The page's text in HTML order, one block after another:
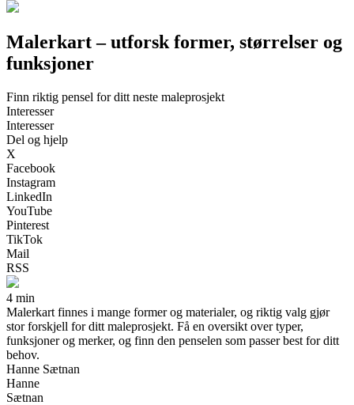
Malerkart – utforsk former, størrelser og
funksjoner
Finn riktig pensel for ditt neste maleprosjekt
Interesser
Interesser
Del og hjelp
X
Facebook
Instagram
LinkedIn
YouTube
Pinterest
TikTok
Mail
RSS
4 min
Malerkart finnes i mange former og materialer, og riktig valg gjør
stor forskjell for ditt maleprosjekt. Få en oversikt over typer,
funksjoner og merker, og finn den penselen som passer best for ditt
behov.
Hanne Sætnan
Hanne
Sætnan